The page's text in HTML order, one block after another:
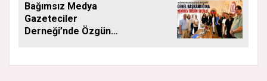
Bağımsız Medya
Gazeteciler
Derneği’nde Özgün